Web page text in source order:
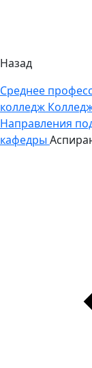
Назад
Среднее
колледж
Направления
кафедры